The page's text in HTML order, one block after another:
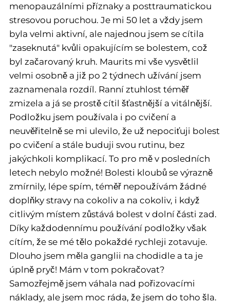
menopauzálními příznaky a posttraumatickou
stresovou poruchou. Je mi 50 let a vždy jsem
byla velmi aktivní, ale najednou jsem se cítila
"zaseknutá" kvůli opakujícím se bolestem, což
byl začarovaný kruh. Maurits mi vše vysvětlil
velmi osobně a již po 2 týdnech užívání jsem
zaznamenala rozdíl. Ranní ztuhlost téměř
zmizela a já se prostě cítil šťastnější a vitálnější.
Podložku jsem používala i po cvičení a
neuvěřitelně se mi ulevilo, že už nepociťuji bolest
po cvičení a stále buduji svou rutinu, bez
jakýchkoli komplikací. To pro mě v posledních
letech nebylo možné! Bolesti kloubů se výrazně
zmírnily, lépe spím, téměř nepoužívám žádné
doplňky stravy na cokoliv a na cokoliv, i když
citlivým místem zůstává bolest v dolní části zad.
Díky každodennímu používání podložky však
cítím, že se mé tělo pokaždé rychleji zotavuje.
Dlouho jsem měla ganglii na chodidle a ta je
úplně pryč! Mám v tom pokračovat?
Samozřejmě jsem váhala nad pořizovacími
náklady, ale jsem moc ráda, že jsem do toho šla.